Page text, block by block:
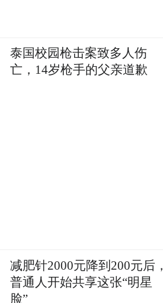
泰国校园枪击案致多人伤
亡，14岁枪手的父亲道歉
减肥针2000元降到200元后，
普通人开始共享这张“明星
脸”